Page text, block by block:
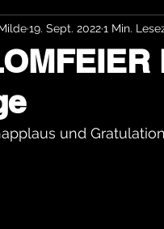
19. Sept. 20221 Min.
und